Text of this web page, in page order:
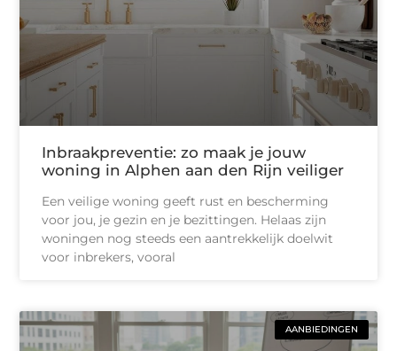
Inbraakpreventie: zo maak je jouw
woning in Alphen aan den Rijn veiliger
Een veilige woning geeft rust en bescherming
voor jou, je gezin en je bezittingen. Helaas zijn
woningen nog steeds een aantrekkelijk doelwit
voor inbrekers, vooral
AANBIEDINGEN